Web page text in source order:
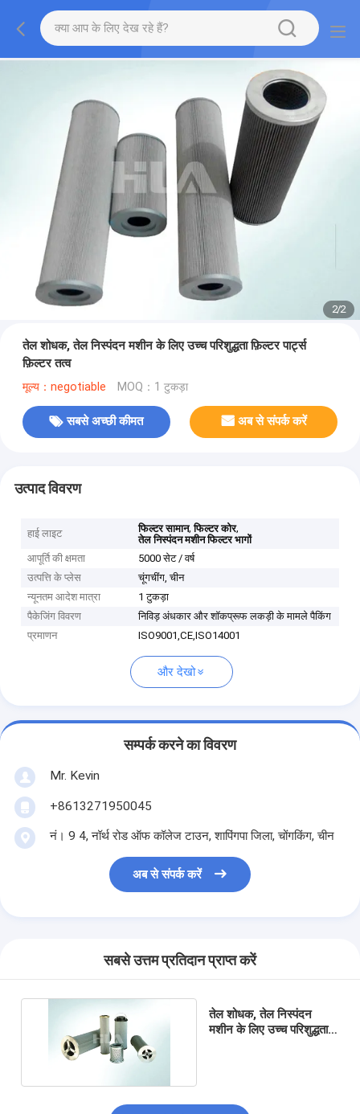
2/2
तेल शोधक, तेल निस्पंदन मशीन के लिए उच्च परिशुद्धता फ़िल्टर पार्ट्स
फ़िल्टर तत्व
मूल्य：negotiable MOQ：1 टुकड़ा
सबसे अच्छी कीमत अब से संपर्क करें
उत्पाद विवरण
हाई लाइट फिल्टर सामान,फिल्टर कोर,
तेल निस्पंदन मशीन फिल्टर भागों
आपूर्ति की क्षमता
5000 सेट / वर्ष
उत्पत्ति के प्लेस
चूंगचींग, चीन
न्यूनतम आदेश मात्रा
1 टुकड़ा
पैकेजिंग विवरण
निविड़ अंधकार और शॉकप्रूफ लकड़ी के मामले पैकिंग
प्रमाणन
ISO9001,CE,ISO14001
और देखो
सम्पर्क करने का विवरण
Mr. Kevin
+8613271950045
नं। 9 4, नॉर्थ रोड ऑफ कॉलेज टाउन, शापिंगपा जिला, चोंगकिंग, चीन
अब से संपर्क करें
सबसे उत्तम प्रतिदान प्राप्त करें
तेल शोधक, तेल निस्पंदन
मशीन के लिए उच्च परिशुद्धता